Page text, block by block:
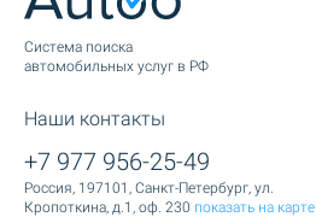
Cистема поиска
автомобильных услуг в РФ
Наши контакты
+7 977 956-25-49
Россия, 197101, Санкт-Петербург, ул.
Кропоткина, д.1, оф. 230 показать на карте